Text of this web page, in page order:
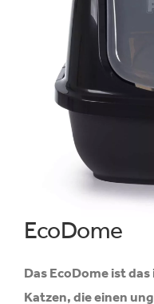
EcoDome
Das EcoDome ist
Katzen, die einen